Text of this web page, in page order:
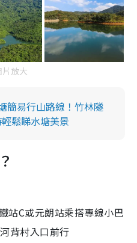
放大
簡易行山路線！竹林隧
鬆睇水塘美景
站C或元朗站乘搭專線小巴
背村入口前行